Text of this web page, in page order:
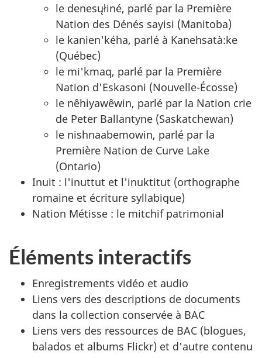
le denesųłiné, parlé par la Première
Nation des Dénés sayisi (Manitoba)
le kanien'kéha, parlé à Kanehsatà:ke
(Québec)
le mi'kmaq, parlé par la Première
Nation d'Eskasoni (Nouvelle-Écosse)
le nêhiyawêwin, parlé par la Nation crie
de Peter Ballantyne (Saskatchewan)
le nishnaabemowin, parlé par la
Première Nation de Curve Lake
(Ontario)
Inuit : l'inuttut et l'inuktitut (orthographe
romaine et écriture syllabique)
Nation Métisse : le mitchif patrimonial
Éléments interactifs
Enregistrements vidéo et audio
Liens vers des descriptions de documents
dans la collection conservée à BAC
Liens vers des ressources de BAC (blogues,
balados et albums Flickr) et d'autre contenu